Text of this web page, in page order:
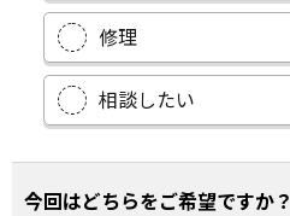
修理
相談したい
今回はどちらをご希望ですか？